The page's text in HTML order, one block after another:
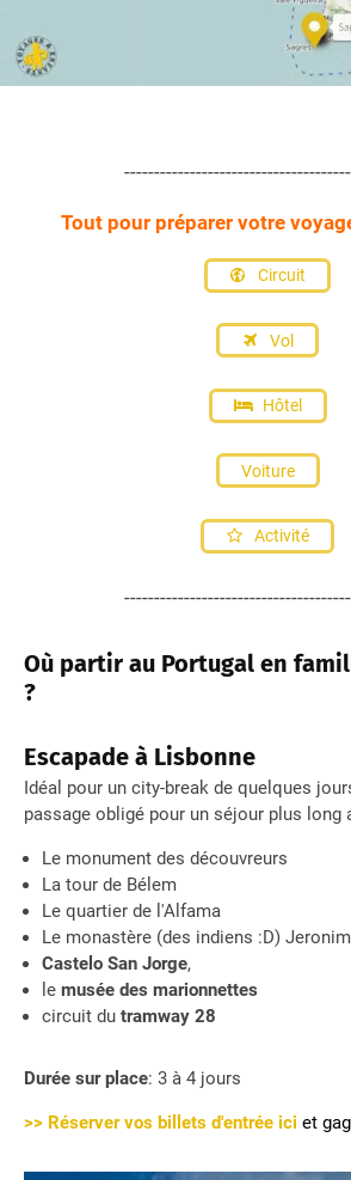
Tout pour préparer votre
Circuit
Vol
Hôtel
Voiture
Activité
Où partir au Portugal en
?
Escapade à Lisbonne
Idéal pour un city-break de quelques
passage obligé pour un séjour plus long
Le monument des découvreurs
La tour de Bélem
Le quartier de l'Alfama
Le monastère (des indiens :D)
Castelo San Jorge,
le musée des marionnettes
circuit du tramway 28
Durée sur place: 3 à 4 jours
>> Réserver vos billets d'entrée ici et